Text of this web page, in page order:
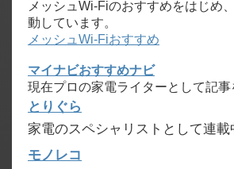
メッシュWi-Fiのおすすめをはじめ
動しています。
メッシュWi-Fiおすすめ
マイナビおすすめナビ
現在プロの家電ライターとして記事
とりぐら
家電のスペシャリストとして連載
モノレコ